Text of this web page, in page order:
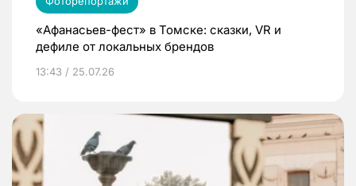
«Афанасьев-фест» в Томске: сказки, VR и
дефиле от локальных брендов
13:43 / 25.07.26